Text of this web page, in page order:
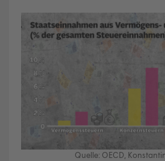
Quelle: OECD,